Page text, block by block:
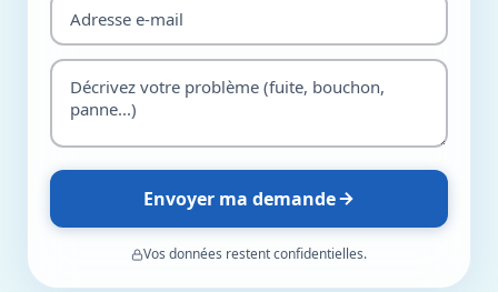
Envoyer ma demande
Vos données restent confidentielles.